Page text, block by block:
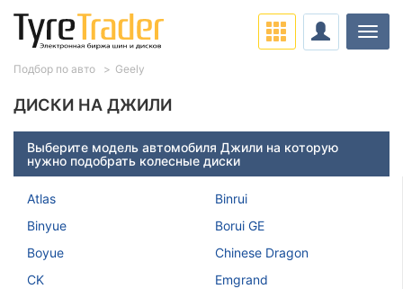
ДИСКИ НА ДЖИЛИ
Выберите модель автомобиля Джили на которую
нужно подобрать колесные диски
Atlas
Binrui
Binyue
Borui GE
Boyue
Chinese Dragon
CK
Emgrand
Подбор по авто Geely